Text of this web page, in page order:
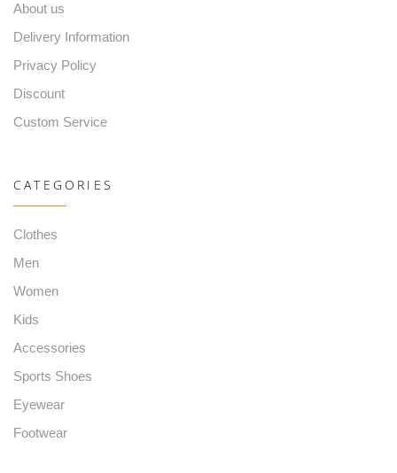
About us
Delivery Information
Privacy Policy
Discount
Custom Service
CATEGORIES
Clothes
Men
Women
Kids
Accessories
Sports Shoes
Eyewear
Footwear